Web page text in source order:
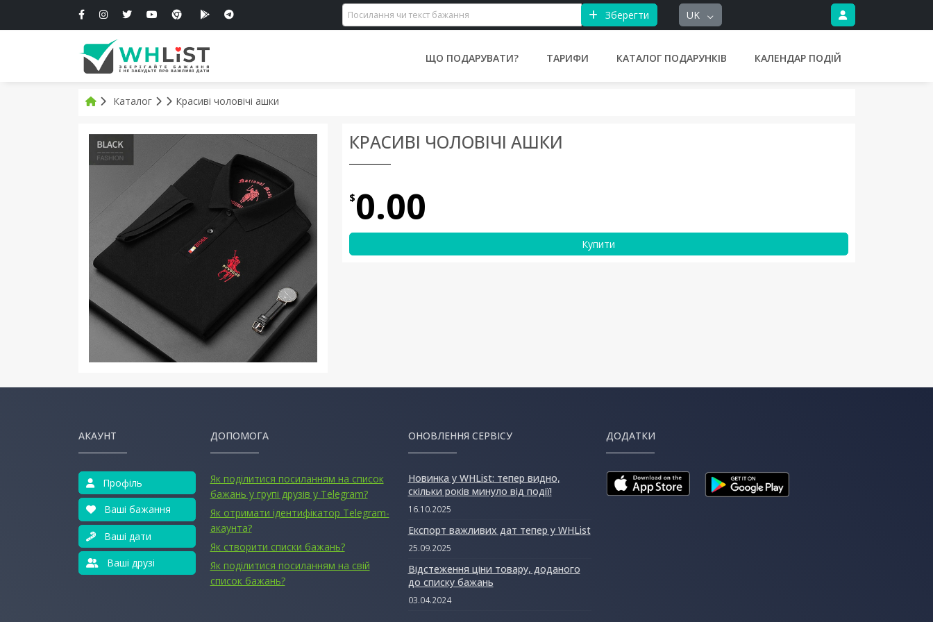
Зберегти UK
ЩО ПОДАРУВАТИ? ТАРИФИ КАТАЛОГ ПОДАРУНКІВ КАЛЕНДАР ПОДІЙ
Каталог Красиві чоловічі ашки
КРАСИВІ ЧОЛОВІЧІ АШКИ
$0.00
Купити
АКАУНТ
Профіль
Ваші бажання
Ваші дати
Ваші друзі
ДОПОМОГА
Як поділитися посиланням на список
бажань у групі друзів у Telegram?
Як отримати ідентифікатор Telegram-
акаунта?
Як створити списки бажань?
Як поділитися посиланням на свій
список бажань?
ОНОВЛЕННЯ СЕРВІСУ
Новинка у WHList: тепер видно,
скільки років минуло від події!
16.10.2025
Експорт важливих дат тепер у WHList
25.09.2025
Відстеження ціни товару, доданого
до списку бажань
03.04.2024
ДОДАТКИ